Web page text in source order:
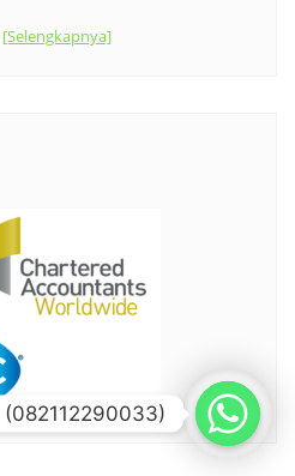
[Selengkapnya]